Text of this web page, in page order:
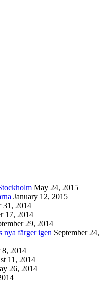
May 24, 2015
January 12, 2015
31, 2014
17, 2014
29, 2014
nya färger igen September 24,
8, 2014
11, 2014
26, 2014